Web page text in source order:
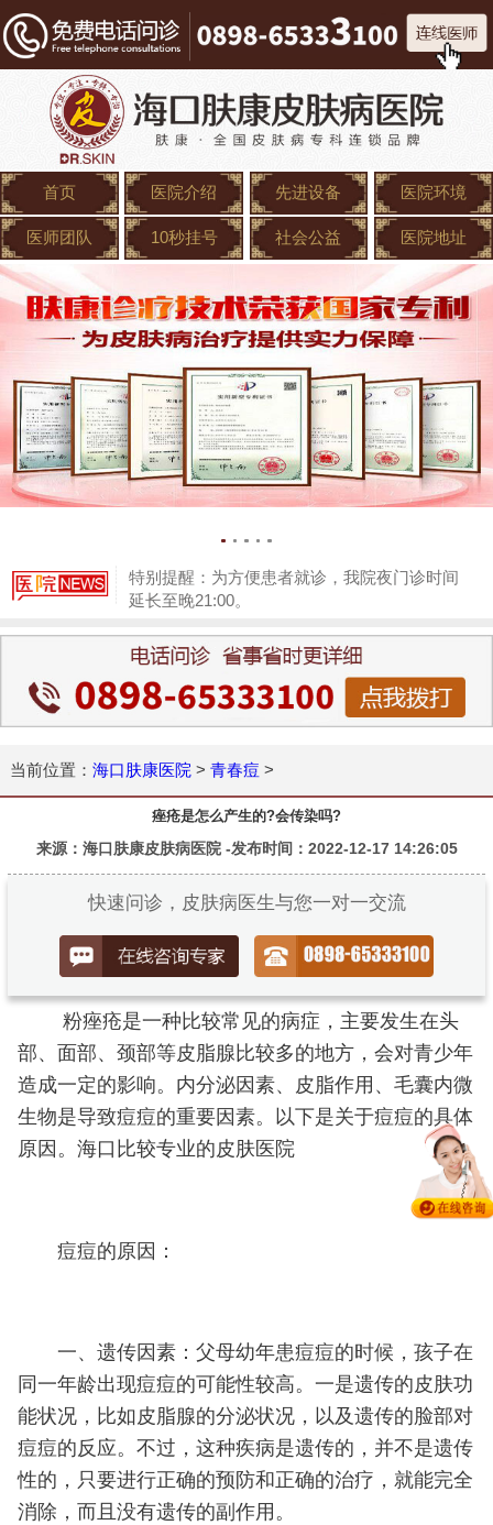
首页 医院介绍 先进设备 医院环境
医师团队 10秒挂号 社会公益 医院地址
特别提醒：为方便患者就诊，我院夜门诊时间
延长至晚21:00。
当前位置： 海口肤康医院 > 青春痘 >
痤疮是怎么产生的?会传染吗?
来源：海口肤康皮肤病医院 -发布时间：2022-12-17 14:26:05
快速问诊，皮肤病医生与您一对一交流
粉痤疮是一种比较常见的病症，主要发生在头
部、面部、颈部等皮脂腺比较多的地方，会对青少年
造成一定的影响。内分泌因素、皮脂作用、毛囊内微
生物是导致痘痘的重要因素。以下是关于痘痘的具体
原因。海口比较专业的皮肤医院
痘痘的原因：
一、遗传因素：父母幼年患痘痘的时候，孩子在
同一年龄出现痘痘的可能性较高。一是遗传的皮肤功
能状况，比如皮脂腺的分泌状况，以及遗传的脸部对
痘痘的反应。不过，这种疾病是遗传的，并不是遗传
性的，只要进行正确的预防和正确的治疗，就能完全
消除，而且没有遗传的副作用。